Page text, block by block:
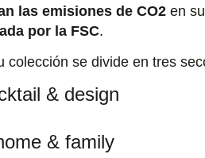
las emisiones de CO2 en
por la FSC.
colección se divide en tres
& design
& family